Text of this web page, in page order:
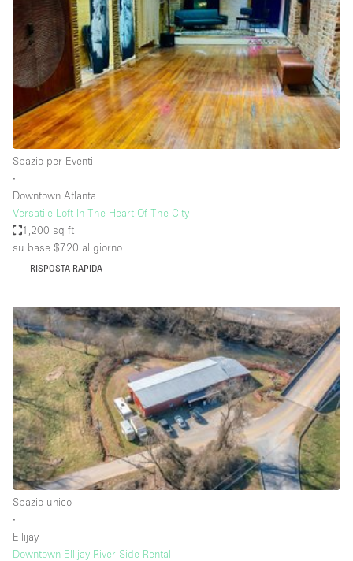
Spazio per Eventi
Spazio pubblicitario
Spazio unico
Stand / Bancarella
Stand / Chiosco / Stand
Studio fotografico / riprese
Uffici
Villa / Casa
Accesso per disabili
Ampia Porta d'Ingresso
Animals Friendly
Aria condizionata
Arredamento
Ascensore
Attaccapanni
Bagni
Spazio per Eventi
∙
Downtown Atlanta
Versatile Loft In The Heart Of The City
1,200 sq ft
su base $720 al giorno
RISPOSTA RAPIDA
Spazio unico
∙
Ellijay
Downtown Ellijay River Side Rental